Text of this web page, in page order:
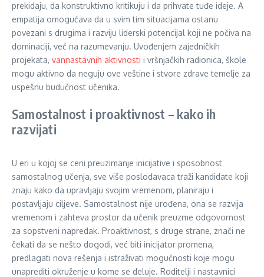
prekidaju, da konstruktivno kritikuju i da prihvate tuđe ideje. A
empatija omogućava da u svim tim situacijama ostanu
povezani s drugima i razviju liderski potencijal koji ne počiva na
dominaciji, već na razumevanju. Uvođenjem zajedničkih
projekata, vannastavnih aktivnosti i vršnjačkih radionica, škole
mogu aktivno da neguju ove veštine i stvore zdrave temelje za
uspešnu budućnost učenika.
Samostalnost i proaktivnost – kako ih
razvijati
U eri u kojoj se ceni preuzimanje inicijative i sposobnost
samostalnog učenja, sve više poslodavaca traži kandidate koji
znaju kako da upravljaju svojim vremenom, planiraju i
postavljaju ciljeve. Samostalnost nije urođena, ona se razvija
vremenom i zahteva prostor da učenik preuzme odgovornost
za sopstveni napredak. Proaktivnost, s druge strane, znači ne
čekati da se nešto dogodi, već biti inicijator promena,
predlagati nova rešenja i istraživati mogućnosti koje mogu
unaprediti okruženje u kome se deluje. Roditelji i nastavnici